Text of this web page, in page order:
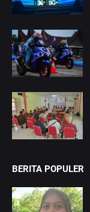
BERITA POPULER